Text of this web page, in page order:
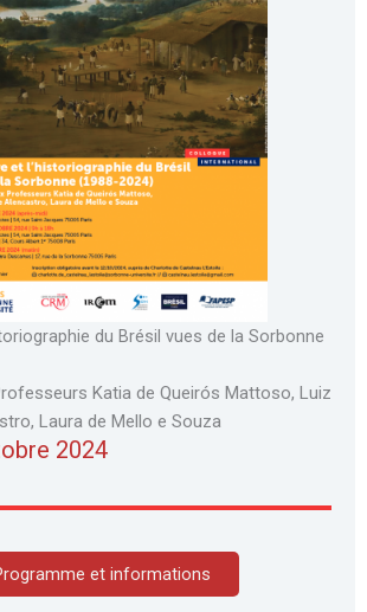
du Brésil vues de la Sorbonne
Katia de Queirós Mattoso, Luiz
Laura de Mello e Souza
2024
et informations